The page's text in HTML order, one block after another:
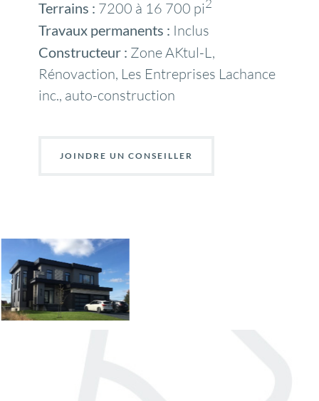
Terrains : 7200 à 16 700 pi2
Travaux permanents : Inclus
Constructeur : Zone AKtul-L,
Rénovaction, Les Entreprises Lachance
inc., auto-construction
JOINDRE UN CONSEILLER